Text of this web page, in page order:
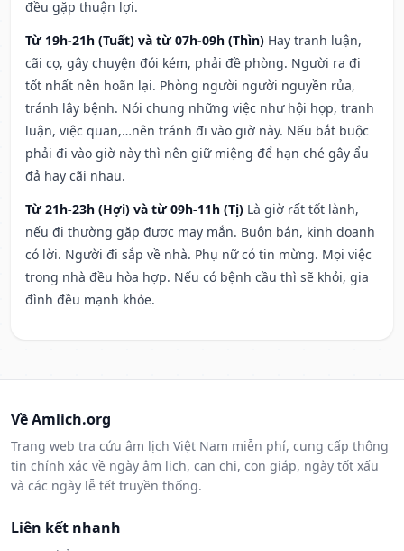
đều gặp thuận lợi.
Từ 19h-21h (Tuất) và từ 07h-09h (Thìn) Hay tranh luận,
cãi cọ, gây chuyện đói kém, phải đề phòng. Người ra đi
tốt nhất nên hoãn lại. Phòng người người nguyền rủa,
tránh lây bệnh. Nói chung những việc như hội họp, tranh
luận, việc quan,…nên tránh đi vào giờ này. Nếu bắt buộc
phải đi vào giờ này thì nên giữ miệng để hạn ché gây ẩu
đả hay cãi nhau.
Từ 21h-23h (Hợi) và từ 09h-11h (Tị) Là giờ rất tốt lành,
nếu đi thường gặp được may mắn. Buôn bán, kinh doanh
có lời. Người đi sắp về nhà. Phụ nữ có tin mừng. Mọi việc
trong nhà đều hòa hợp. Nếu có bệnh cầu thì sẽ khỏi, gia
đình đều mạnh khỏe.
Về Amlich.org
Trang web tra cứu âm lịch Việt Nam miễn phí, cung cấp thông
tin chính xác về ngày âm lịch, can chi, con giáp, ngày tốt xấu
và các ngày lễ tết truyền thống.
Liên kết nhanh